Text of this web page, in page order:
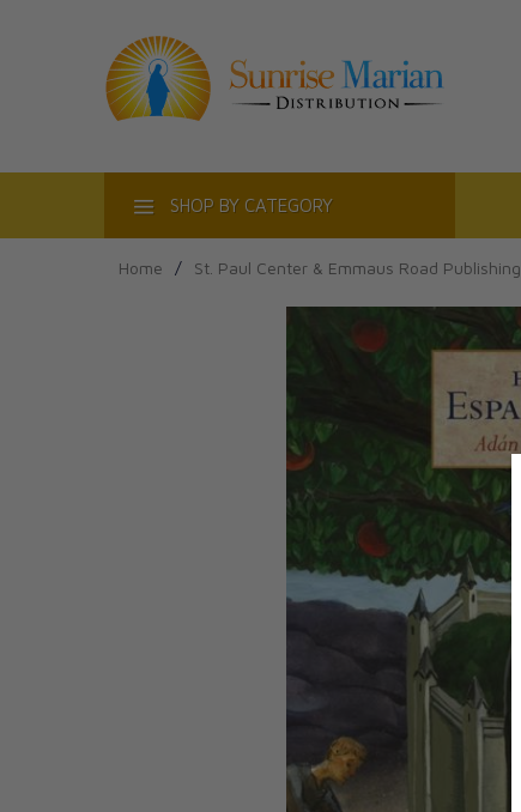
SHOP BY CATEGORY
Home / St. Paul Center & Emmaus Road Publishing